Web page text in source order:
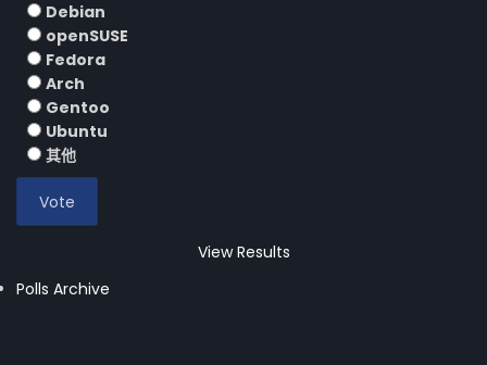
Debian
openSUSE
Fedora
Arch
Gentoo
Ubuntu
其他
View Results
Polls Archive